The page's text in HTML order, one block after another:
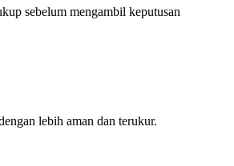
sebelum mengambil keputusan
lebih aman dan terukur.